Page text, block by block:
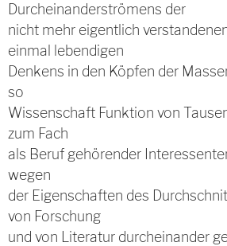
Durcheinanderströmens der
nicht mehr eigentlich
einmal lebendigen
Denkens in den Köpfen der
so
Wissenschaft Funktion von
zum Fach
als Beruf gehörender
wegen
der Eigenschaften des
von Forschung
und von Literatur durcheinander